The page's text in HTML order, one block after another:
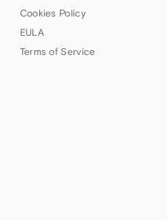
Cookies Policy
EULA
Terms of Service